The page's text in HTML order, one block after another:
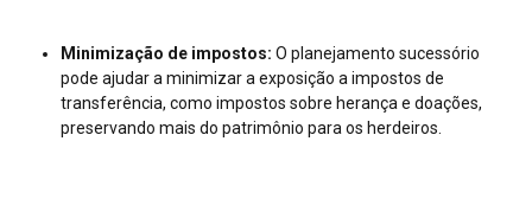
Minimização de impostos: O planejamento sucessório
pode ajudar a minimizar a exposição a impostos de
transferência, como impostos sobre herança e doações,
preservando mais do patrimônio para os herdeiros.